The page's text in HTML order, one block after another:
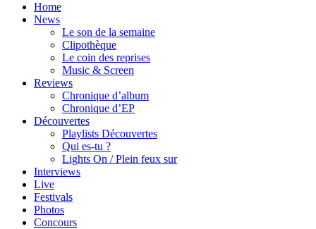
Home
News
Le son de la semaine
Clipothèque
Le coin des reprises
Music & Screen
Reviews
Chronique d’album
Chronique d’EP
Découvertes
Playlists Découvertes
Qui es-tu ?
Lights On / Plein feux sur
Interviews
Live
Festivals
Photos
Concours